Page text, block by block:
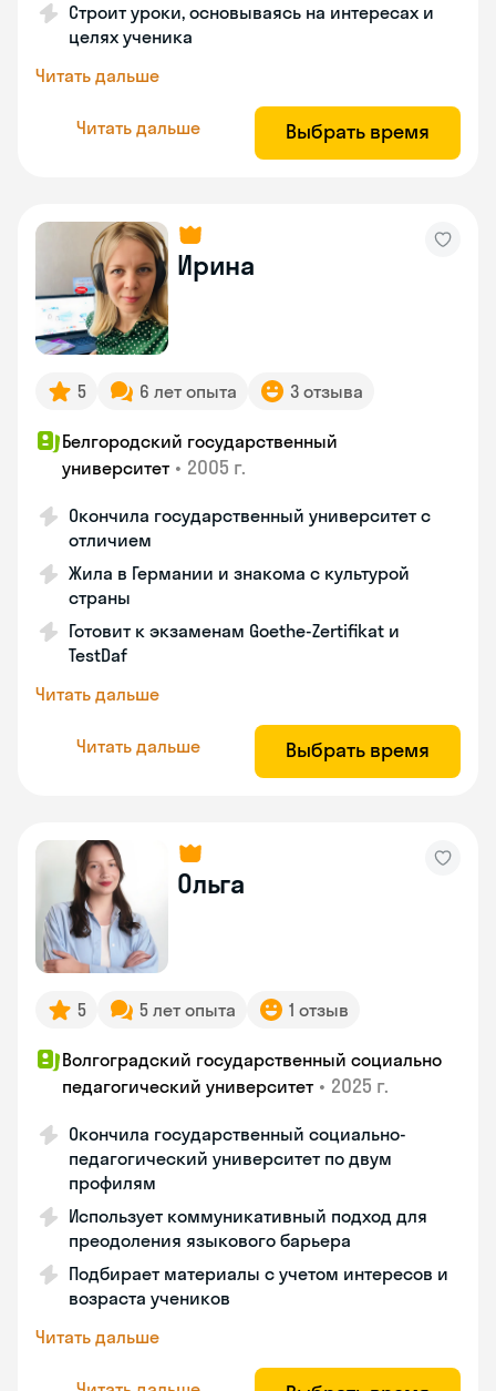
Строит уроки, основываясь на интересах и
целях ученика
Читать дальше
Читать дальше Выбрать время
Ирина
5 6 лет опыта 3 отзыва
Белгородский государственный
университет • 2005 г.
Окончила государственный университет с
отличием
Жила в Германии и знакома с культурой
страны
Готовит к экзаменам Goethe-Zertifikat и
TestDaf
Читать дальше
Читать дальше Выбрать время
Ольга
5 5 лет опыта 1 отзыв
Волгоградский государственный социально
педагогический университет • 2025 г.
Окончила государственный социально-
педагогический университет по двум
профилям
Использует коммуникативный подход для
преодоления языкового барьера
Подбирает материалы с учетом интересов и
возраста учеников
Читать дальше